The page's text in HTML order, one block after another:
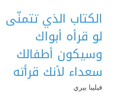
الكتاب الذي تتمنّى
لو قرأه أبواك
وسيكون أطفالك
سعداء لأنك قرأته
فيليبا بيري